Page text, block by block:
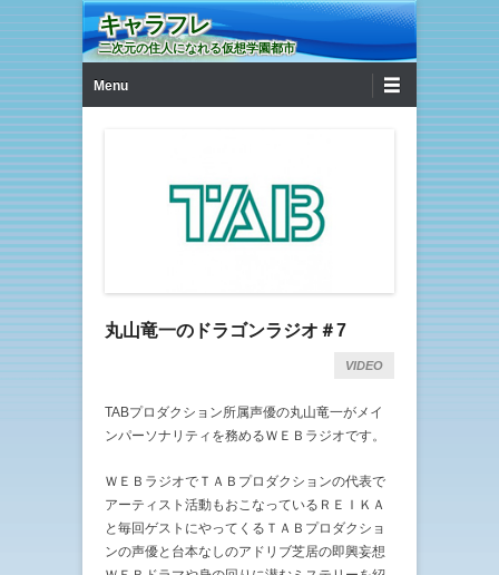
キャラフレ
二次元の住人になれる仮想学園都市
Menu
丸山竜一のドラゴンラジオ＃7
VIDEO
TABプロダクション所属声優の丸山竜一がメイ
ンパーソナリティを務めるＷＥＢラジオです。
ＷＥＢラジオでＴＡＢプロダクションの代表で
アーティスト活動もおこなっているＲＥＩＫＡ
と毎回ゲストにやってくるＴＡＢプロダクショ
ンの声優と台本なしのアドリブ芝居の即興妄想